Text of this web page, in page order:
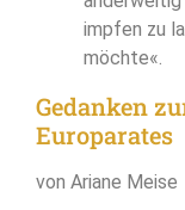
impfen zu
möchte«.
Gedanken
Europarates
von Ariane Meise